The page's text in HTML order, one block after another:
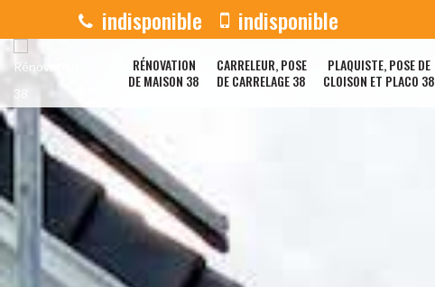
indisponible indisponible
RÉNOVATION
DE MAISON 38
CARRELEUR, POSE
DE CARRELAGE 38
PLAQUISTE, POSE DE
CLOISON ET PLACO 38